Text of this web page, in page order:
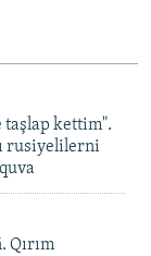
taşlap kettim".
rusiyelilerni
Qırım